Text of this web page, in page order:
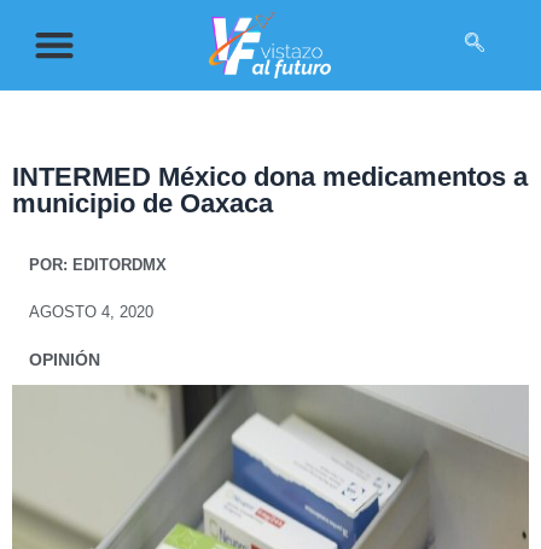
INTERMED México dona medicamentos a
municipio de Oaxaca
POR: EDITORDMX
AGOSTO 4, 2020
OPINIÓN